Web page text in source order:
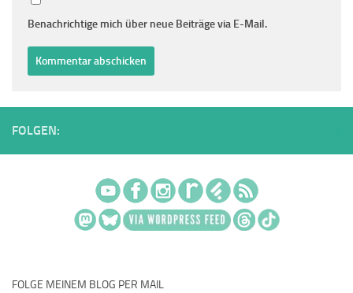
Benachrichtige mich über neue Beiträge via E-Mail.
FOLGEN:
FOLGE MEINEM BLOG PER MAIL